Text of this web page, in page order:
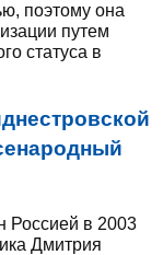
поэтому она
путем
статуса в
Россией в 2003
Дмитрия